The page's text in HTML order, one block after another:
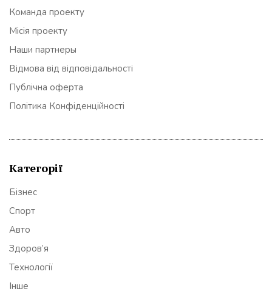
Команда проекту
Місія проекту
Наши партнеры
Відмова від відповідальності
Публічна оферта
Політика Конфіденційності
Категорії
Бізнес
Спорт
Авто
Здоров’я
Технології
Інше